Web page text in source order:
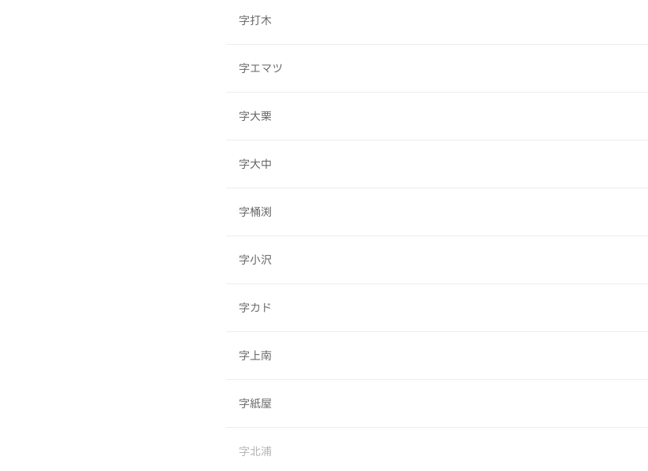
字打木
字エマツ
字大栗
字大中
字桶渕
字小沢
字カド
字上南
字紙屋
字北浦